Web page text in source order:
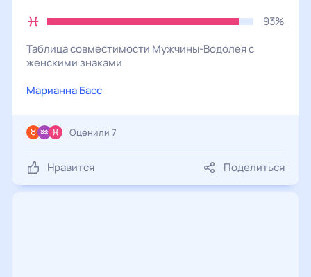
93%
Таблица совместимости Мужчины-Водолеяс
женскимизнаками
Марианна Басс
Нравится Поделиться
Оценили 7